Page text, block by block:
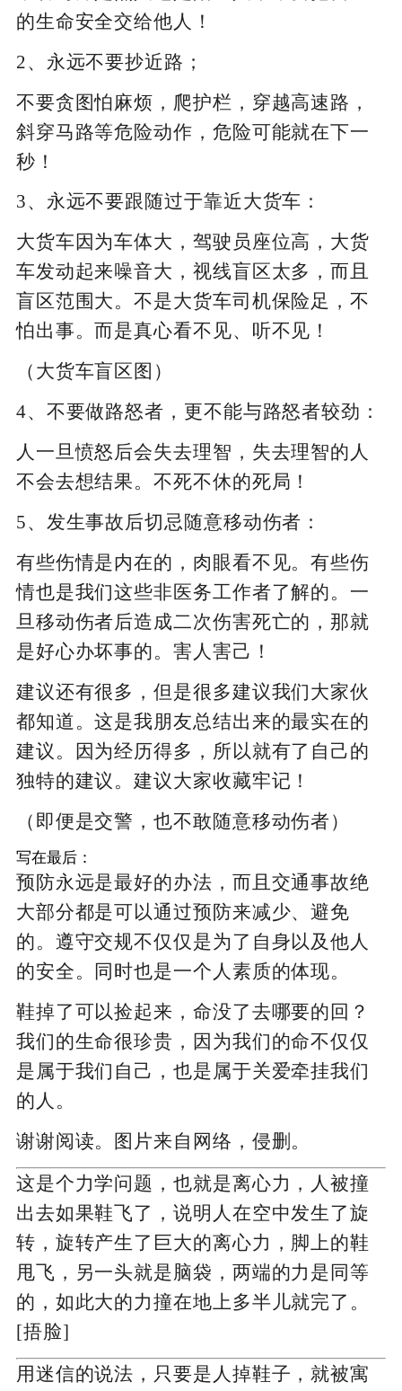
的生命安全交给他人！
2、永远不要抄近路；
不要贪图怕麻烦，爬护栏，穿越高速路，
斜穿马路等危险动作，危险可能就在下一
秒！
3、永远不要跟随过于靠近大货车：
大货车因为车体大，驾驶员座位高，大货
车发动起来噪音大，视线盲区太多，而且
盲区范围大。不是大货车司机保险足，不
怕出事。而是真心看不见、听不见！
（大货车盲区图）
4、不要做路怒者，更不能与路怒者较劲：
人一旦愤怒后会失去理智，失去理智的人
不会去想结果。不死不休的死局！
5、发生事故后切忌随意移动伤者：
有些伤情是内在的，肉眼看不见。有些伤
情也是我们这些非医务工作者了解的。一
旦移动伤者后造成二次伤害死亡的，那就
是好心办坏事的。害人害己！
建议还有很多，但是很多建议我们大家伙
都知道。这是我朋友总结出来的最实在的
建议。因为经历得多，所以就有了自己的
独特的建议。建议大家收藏牢记！
（即便是交警，也不敢随意移动伤者）
写在最后：
预防永远是最好的办法，而且交通事故绝
大部分都是可以通过预防来减少、避免
的。遵守交规不仅仅是为了自身以及他人
的安全。同时也是一个人素质的体现。
鞋掉了可以捡起来，命没了去哪要的回？
我们的生命很珍贵，因为我们的命不仅仅
是属于我们自己，也是属于关爱牵挂我们
的人。
谢谢阅读。图片来自网络，侵删。
这是个力学问题，也就是离心力，人被撞
出去如果鞋飞了，说明人在空中发生了旋
转，旋转产生了巨大的离心力，脚上的鞋
甩飞，另一头就是脑袋，两端的力是同等
的，如此大的力撞在地上多半儿就完了。
[捂脸]
用迷信的说法，只要是人掉鞋子，就被寓